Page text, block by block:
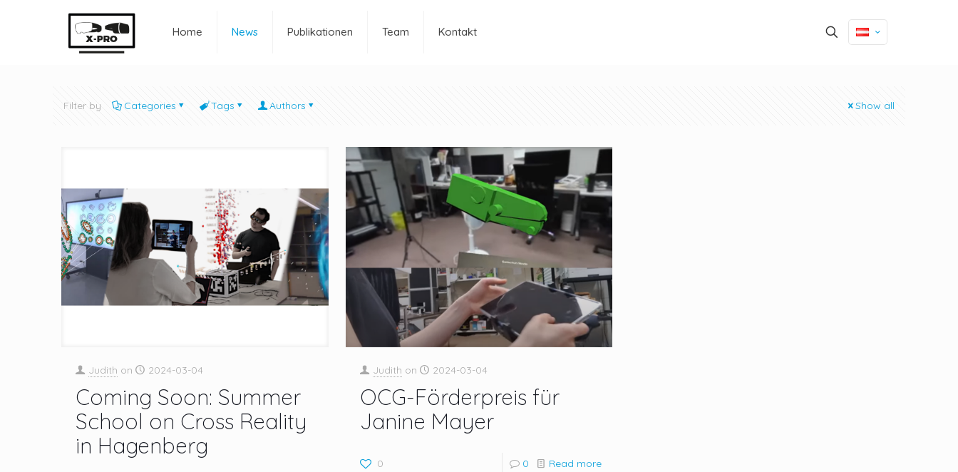
Home News Publikationen Team Kontakt
Filter by Categories Tags Authors Show all
Judith on 2024-03-04
Coming Soon: Summer
School on Cross Reality
in Hagenberg
Judith on 2024-03-04
OCG-Förderpreis für
Janine Mayer
0 0 Read more